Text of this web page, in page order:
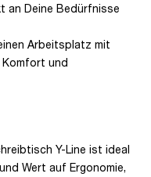
an Deine Bedürfnisse
Arbeitsplatz mit
und
Y-Line ist ideal
Wert auf Ergonomie,